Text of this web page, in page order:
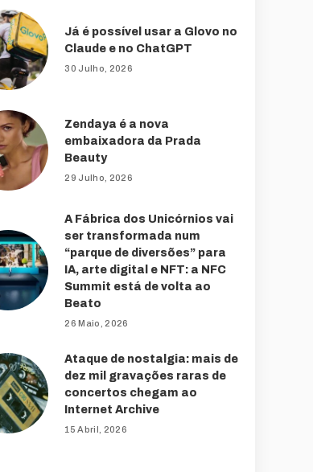
Já é possível usar a Glovo no
Claude e no ChatGPT
30 Julho, 2026
Zendaya é a nova
embaixadora da Prada
Beauty
29 Julho, 2026
A Fábrica dos Unicórnios vai
ser transformada num
“parque de diversões” para
IA, arte digital e NFT: a NFC
Summit está de volta ao
Beato
26 Maio, 2026
Ataque de nostalgia: mais de
dez mil gravações raras de
concertos chegam ao
Internet Archive
15 Abril, 2026